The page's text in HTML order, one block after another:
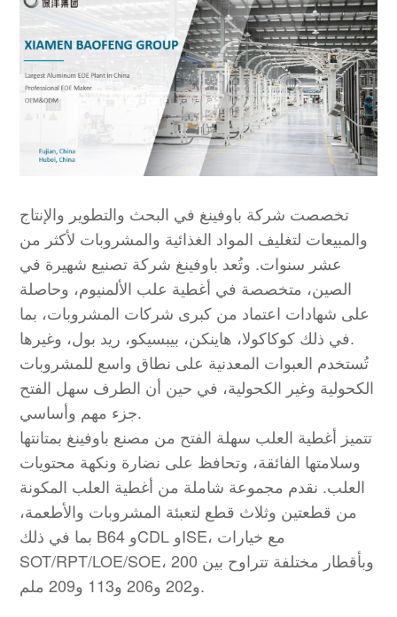
تخصصت شركة باوفينغ في البحث والتطوير والإنتاج
والمبيعات لتغليف المواد الغذائية والمشروبات لأكثر من
عشر سنوات. وتُعد باوفينغ شركة تصنيع شهيرة في
الصين، متخصصة في أغطية علب الألمنيوم، وحاصلة
على شهادات اعتماد من كبرى شركات المشروبات، بما
في ذلك كوكاكولا، هاينكن، بيبسيكو، ريد بول، وغيرها.
تُستخدم العبوات المعدنية على نطاق واسع للمشروبات
الكحولية وغير الكحولية، في حين أن الطرف سهل الفتح
جزء مهم وأساسي.
تتميز أغطية العلب سهلة الفتح من مصنع باوفينغ بمتانتها
وسلامتها الفائقة، وتحافظ على نضارة ونكهة محتويات
العلب. نقدم مجموعة شاملة من أغطية العلب المكونة
من قطعتين وثلاث قطع لتعبئة المشروبات والأطعمة،
بما في ذلك B64 وCDL وISE، مع خيارات
SOT/RPT/LOE/SOE، وبأقطار مختلفة تتراوح بين 200
و202 و206 و113 و209 ملم.